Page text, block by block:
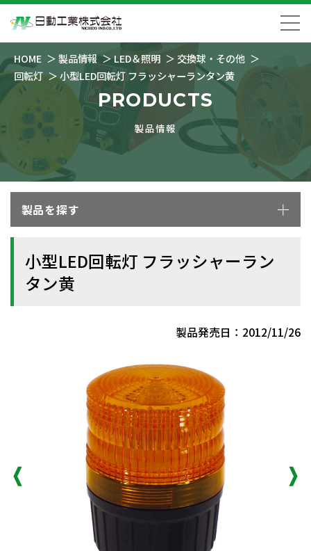
HOME 製品情報 LED＆照明
交換球・その他
回転灯
小型LED回転灯 フラッシャーランタン黄
PRODUCTS
製品情報
製品を探す
小型LED回転灯 フラッシャーラン
タン黄
製品発売日：2012/11/26